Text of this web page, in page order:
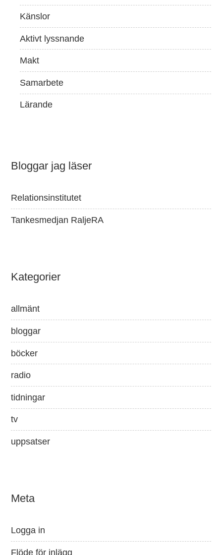
Känslor
Aktivt lyssnande
Makt
Samarbete
Lärande
Bloggar jag läser
Relationsinstitutet
Tankesmedjan RaljeRA
Kategorier
allmänt
bloggar
böcker
radio
tidningar
tv
uppsatser
Meta
Logga in
Flöde för inlägg